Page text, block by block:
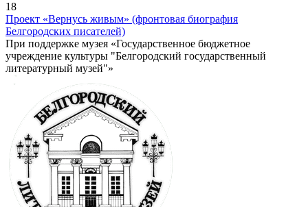
18
Проект «Вернусь живым» (фронтовая биография
Белгородских писателей)
При поддержке музея «Государственное бюджетное
учреждение культуры "Белгородский государственный
литературный музей"»